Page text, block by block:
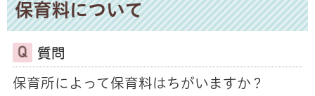
保育料について
質問
保育所によって保育料はちがいますか？